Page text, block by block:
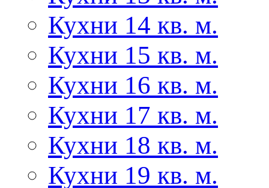
Кухни 14 кв. м.
Кухни 15 кв. м.
Кухни 16 кв. м.
Кухни 17 кв. м.
Кухни 18 кв. м.
Кухни 19 кв. м.